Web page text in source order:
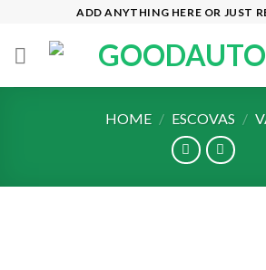
content
ADD ANYTHING HERE OR JUST
HOME / ESCOVAS /